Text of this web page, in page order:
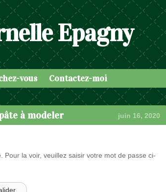
Epagny
vous Contactez-moi
à modeler juin 16, 2020
la voir, veuillez saisir votre mot de passe ci-